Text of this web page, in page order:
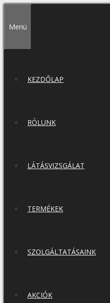
tartalomba
Menü
KEZDŐLAP
RÓLUNK
LÁTÁSVIZSGÁLAT
TERMÉKEK
SZOLGÁLTATÁSAINK
AKCIÓK